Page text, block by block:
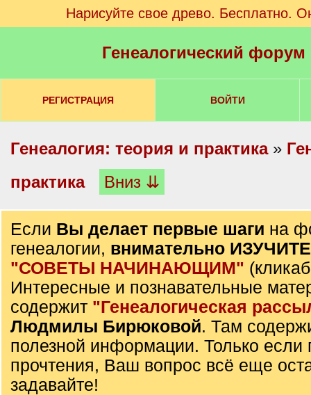
Нарисуйте свое древо. Бесплатно.
Генеалогический
РЕГИСТРАЦИЯ ВОЙТИ
Генеалогия: теория и практика»
практика
Вниз ⇊
Если Вы делает первые шаги на
генеалогии, внимательно
"СОВЕТЫ НАЧИНАЮЩИМ"
Интересные и познавательные
содержит "Генеалогическая
Людмилы Бирюковой. Там
полезной информации. Только если
прочтения, Ваш вопрос всё еще
задавайте!